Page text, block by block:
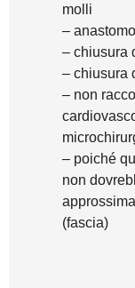
molli
–
– chiusura
– chiusura
– non
– poiché
non
(fascia)